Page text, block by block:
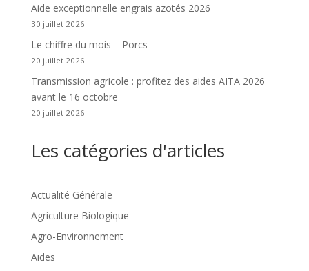
Aide exceptionnelle engrais azotés 2026
30 juillet 2026
Le chiffre du mois – Porcs
20 juillet 2026
Transmission agricole : profitez des aides AITA 2026
avant le 16 octobre
20 juillet 2026
Les catégories d'articles
Actualité Générale
Agriculture Biologique
Agro-Environnement
Aides